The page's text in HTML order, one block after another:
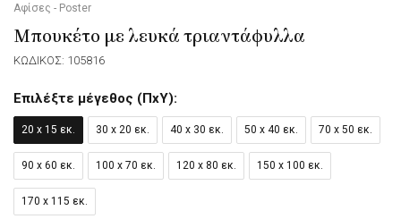
Αφίσες - Poster
Μπουκέτο με λευκά τριαντάφυλλα
ΚΩΔΙΚΟΣ: 105816
Επιλέξτε μέγεθος (ΠxΥ):
20 x 15 εκ. 30 x 20 εκ. 40 x 30 εκ. 50 x 40 εκ. 70 x 50 εκ.
90 x 60 εκ. 100 x 70 εκ. 120 x 80 εκ. 150 x 100 εκ.
170 x 115 εκ.